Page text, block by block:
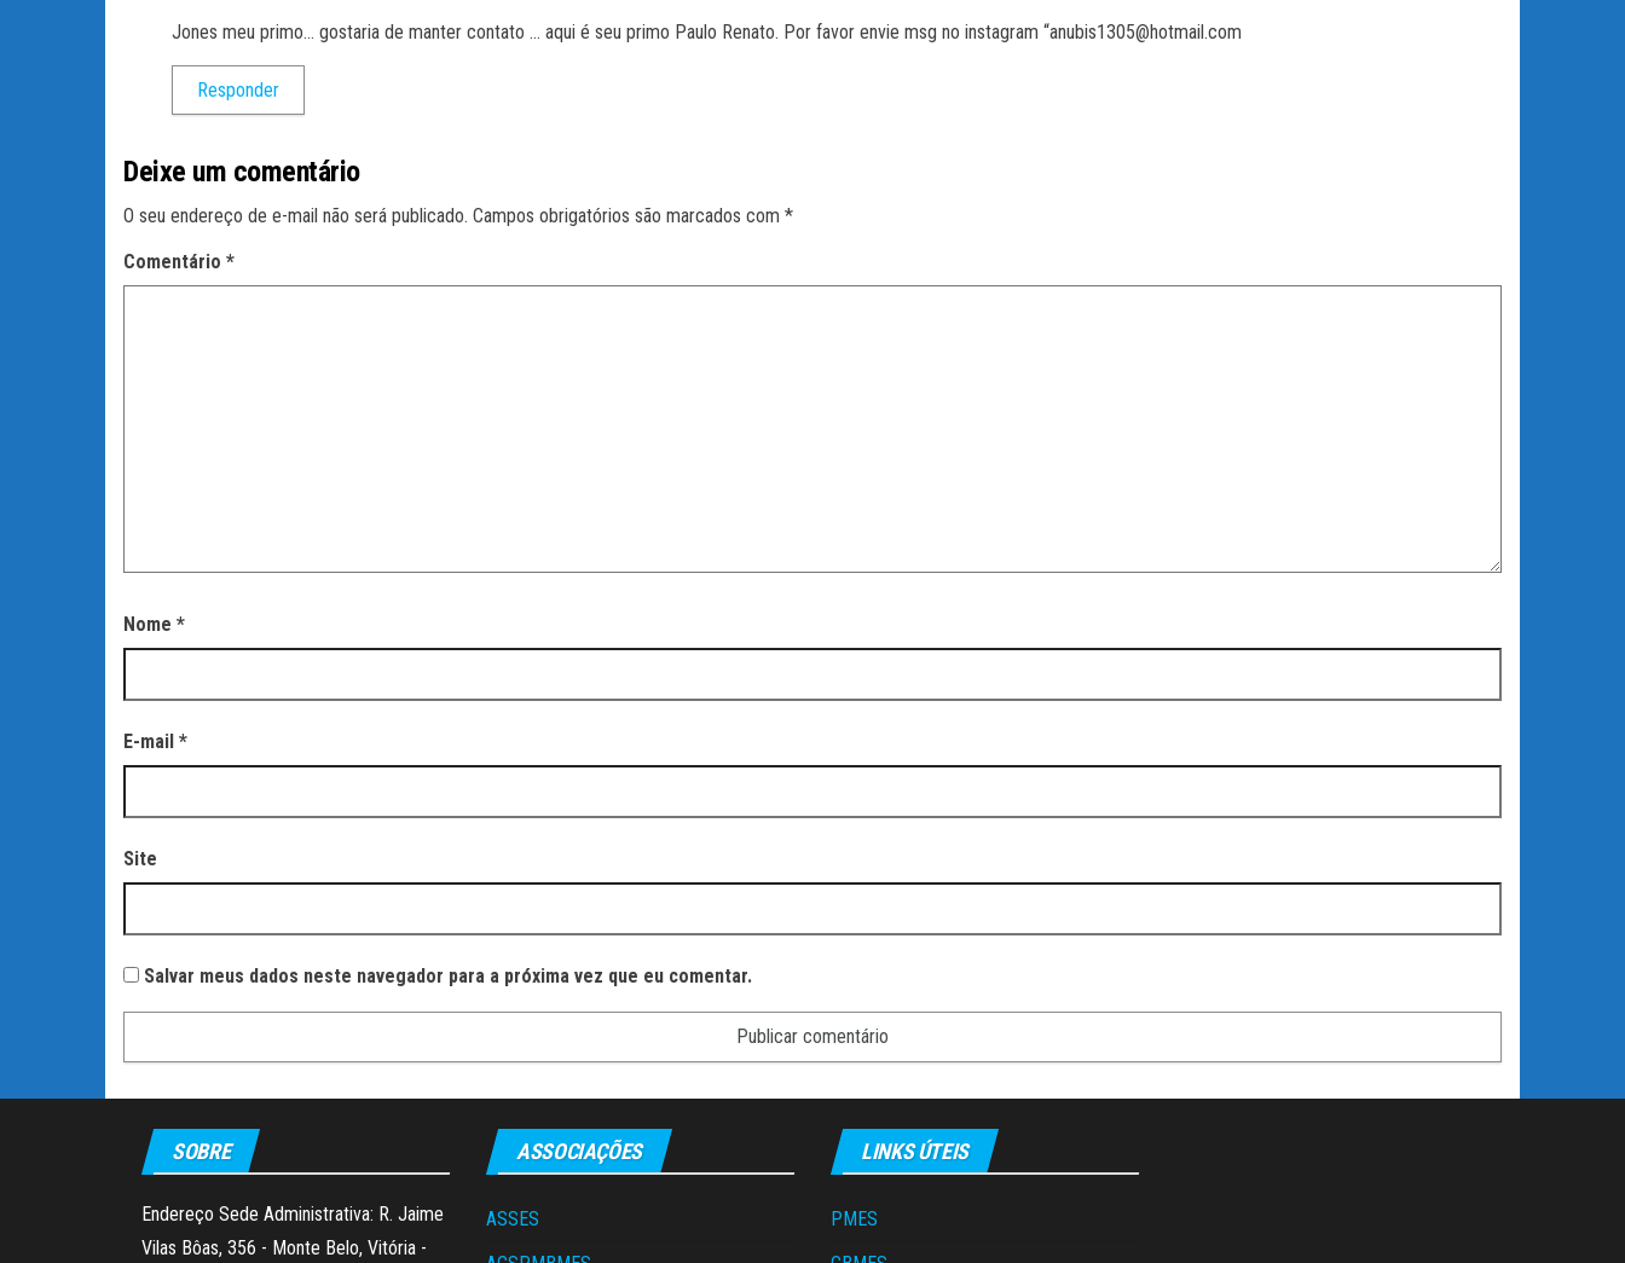
Jones meu primo… gostaria de manter contato … aqui é seu primo Paulo Renato. Por favor envie msg no instagram “anubis1305@hotmail.com
Responder
Deixe um comentário
O seu endereço de e-mail não será publicado. Campos obrigatórios são marcados com *
Comentário *
Nome *
E-mail *
Site
Salvar meus dados neste navegador para a próxima vez que eu comentar.
SOBRE
Endereço Sede Administrativa: R. Jaime
Vilas Bôas, 356 - Monte Belo, Vitória -
ASSOCIAÇÕES
ASSES
LINKS ÚTEIS
PMES